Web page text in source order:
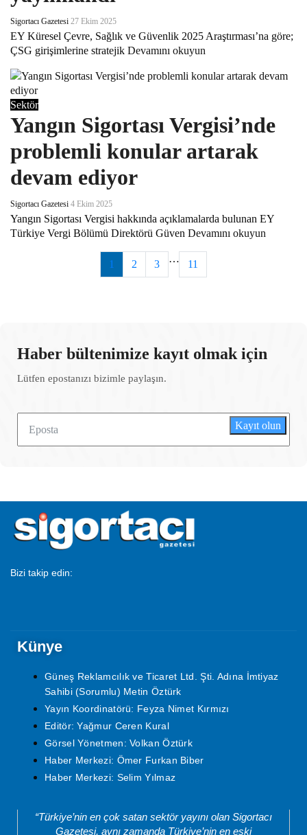
Sigortacı Gazetesi 27 Ekim 2025
EY Küresel Çevre, Sağlık ve Güvenlik 2025 Araştırması’na göre;
ÇSG girişimlerine stratejik Devamını okuyun
Sektör
Yangın Sigortası Vergisi’nde
problemli konular artarak
devam ediyor
Sigortacı Gazetesi 4 Ekim 2025
Yangın Sigortası Vergisi hakkında açıklamalarda bulunan EY
Türkiye Vergi Bölümü Direktörü Güven Devamını okuyun
1 2 3 … 11
Haber bültenimize kayıt olmak için
Lütfen epostanızı bizimle paylaşın.
Kayıt olun
Bizi takip edin:
Künye
Güneş Reklamcılık ve Ticaret Ltd. Şti. Adına İmtiyaz
Sahibi (Sorumlu) Metin Öztürk
Yayın Koordinatörü: Feyza Nimet Kırmızı
Editör: Yağmur Ceren Kural
Görsel Yönetmen: Volkan Öztürk
Haber Merkezi: Ömer Furkan Biber
Haber Merkezi: Selim Yılmaz
“Türkiye’nin en çok satan sektör yayını olan Sigortacı
Gazetesi, aynı zamanda Türkiye’nin en eski